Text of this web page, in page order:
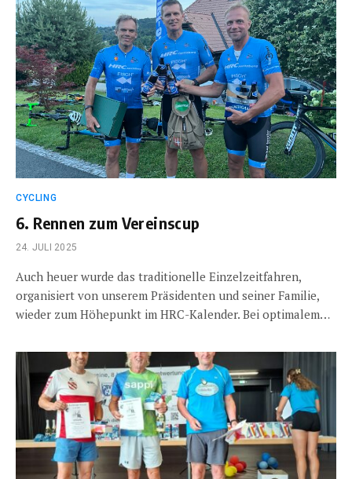
CYCLING
6. Rennen zum Vereinscup
24. JULI 2025
Auch heuer wurde das traditionelle Einzelzeitfahren,
organisiert von unserem Präsidenten und seiner Familie,
wieder zum Höhepunkt im HRC-Kalender. Bei optimalem…